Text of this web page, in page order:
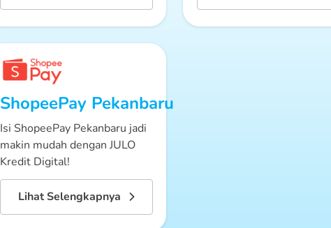
ShopeePay Pekanbaru
Isi ShopeePay Pekanbaru jadi
makin mudah dengan JULO
Kredit Digital!
Lihat Selengkapnya